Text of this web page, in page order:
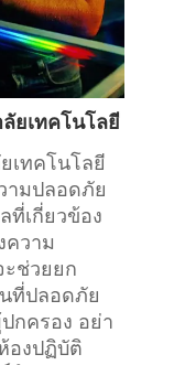
ยเทคโนโลยี
เทคโนโลยี
มปลอดภัย
ที่เกี่ยวข้อง
ความ
ช่วยยก
ที่ปลอดภัย
กครอง อย่า
องปฏิบัติ